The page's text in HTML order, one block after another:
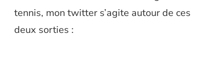
tennis, mon twitter s’agite autour de ces
deux sorties :